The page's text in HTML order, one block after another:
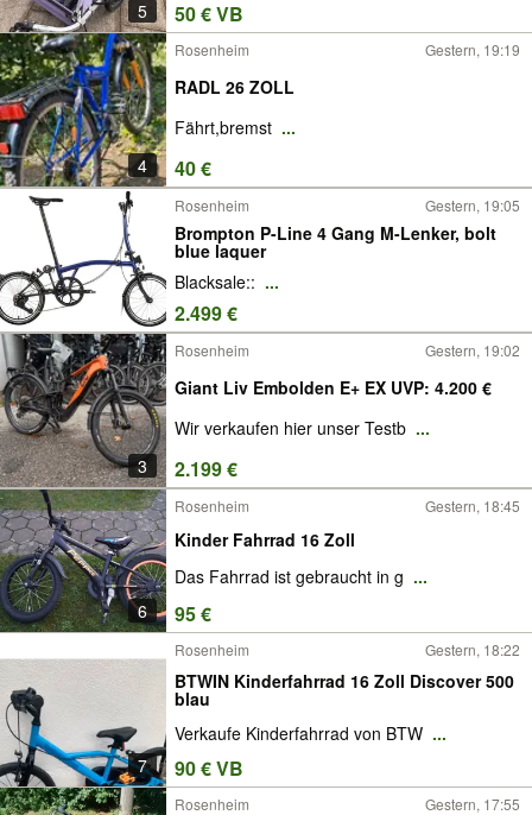
5 50 € VB
4
Rosenheim Gestern, 19:19
RADL 26 ZOLL
Fährt,bremst ...
40 €
Rosenheim Gestern, 19:05
Brompton P-Line 4 Gang M-Lenker, bolt
blue laquer
Blacksale:: ...
2.499 €
3
Rosenheim Gestern, 19:02
Giant Liv Embolden E+ EX UVP: 4.200 €
Wir verkaufen hier unser Testb ...
2.199 €
6
Rosenheim Gestern, 18:45
Kinder Fahrrad 16 Zoll
Das Fahrrad ist gebraucht in g ...
95 €
7
Rosenheim Gestern, 18:22
BTWIN Kinderfahrrad 16 Zoll Discover 500
blau
Verkaufe Kinderfahrrad von BTW ...
90 € VB
Rosenheim Gestern, 17:55